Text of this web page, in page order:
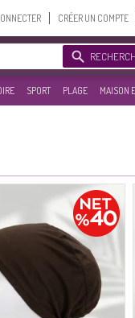
CRÉER UN COMPTE
SPORT PLAGE MAISON